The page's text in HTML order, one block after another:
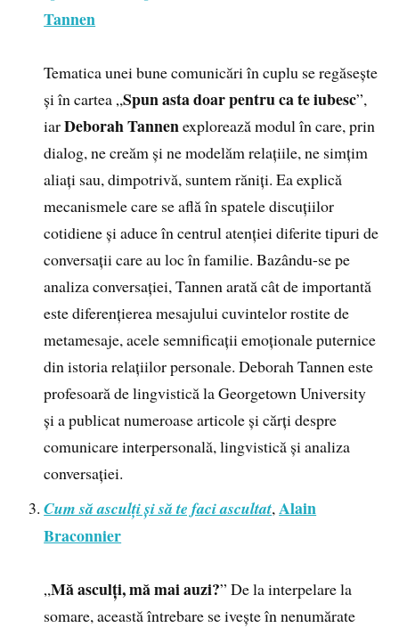
Tannen
Tematica unei bune comunicări în cuplu se regăsește
și în cartea „Spun asta doar pentru ca te iubesc”,
iarDeborah Tannenexplorează modul în care, prin
dialog, ne creăm și ne modelăm relațiile, ne simțim
aliați sau, dimpotrivă, suntem răniți. Ea explică
mecanismele care se află în spatele discuțiilor
cotidiene și aduce în centrul atenției diferite tipuri de
conversații care au loc în familie. Bazându-se pe
analiza conversației, Tannen arată cât de importantă
este diferențierea mesajului cuvintelor rostite de
metamesaje, acele semnificații emoționale puternice
din istoria relațiilor personale. Deborah Tannen este
profesoară de lingvistică la Georgetown University
și a publicat numeroase articole și cărți despre
comunicare interpersonală, lingvistică și analiza
conversației.
Cum să asculți și să te faci ascultat,Alain
Braconnier
„Mă asculți, mă mai auzi?” De la interpelare la
somare, această întrebare se ivește în nenumărate